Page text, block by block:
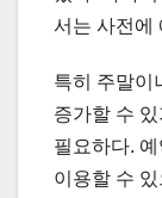
서는 사전에
특히 주말이
증가할 수
필요하다.
이용할 수